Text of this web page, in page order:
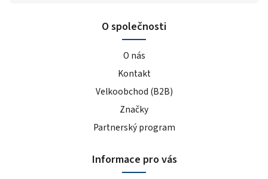
O společnosti
O nás
Kontakt
Velkoobchod (B2B)
Značky
Partnerský program
Informace pro vás